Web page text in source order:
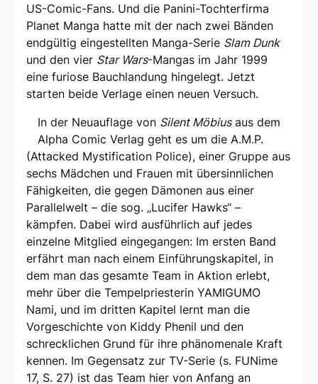
US-Comic-Fans. Und die Panini-Tochterfirma
Planet Manga hatte mit der nach zwei Bänden
endgültig eingestellten Manga-Serie Slam Dunk
und den vier Star Wars-Mangas im Jahr 1999
eine furiose Bauchlandung hingelegt. Jetzt
starten beide Verlage einen neuen Versuch.
In der Neuauflage von Silent Möbiusaus dem
Alpha Comic Verlag geht es um die A.M.P.
(Attacked Mystification Police), einer Gruppe aus
sechs Mädchen und Frauen mit übersinnlichen
Fähigkeiten, die gegen Dämonen aus einer
Parallelwelt – die sog. „Lucifer Hawks“ –
kämpfen. Dabei wird ausführlich auf jedes
einzelne Mitglied eingegangen: Im ersten Band
erfährt man nach einem Einführungskapitel, in
dem man das gesamte Team in Aktion erlebt,
mehr über die Tempelpriesterin YAMIGUMO
Nami, und im dritten Kapitel lernt man die
Vorgeschichte von Kiddy Phenil und den
schrecklichen Grund für ihre phänomenale Kraft
kennen. Im Gegensatz zur TV-Serie (s. FUNime
17, S. 27) ist das Team hier von Anfang an